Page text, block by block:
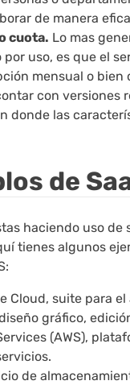
de manera
cuota. Lo mas
uso, es que el
mensual o bien
con versiones
donde las
de
haciendo uso de
tienes algunos
Cloud, suite para el
gráfico,
(AWS),
de